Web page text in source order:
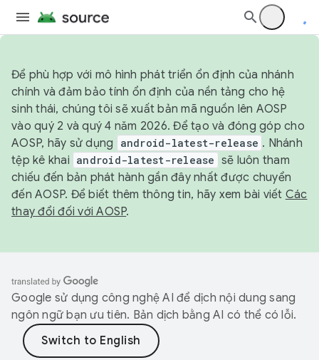
Để phù hợp với mô hình phát triển ổn định của nhánh
chính và đảm bảo tính ổn định của nền tảng cho hệ
sinh thái, chúng tôi sẽ xuất bản mã nguồn lên AOSP
vào quý 2 và quý 4 năm 2026. Để tạo và đóng góp cho
AOSP, hãy sử dụng
android-latest-release . Nhánh
tệp kê khai android-latest-release sẽ luôn tham
chiếu đến bản phát hành gần đây nhất được chuyển
đến AOSP. Để biết thêm thông tin, hãy xem bài viết Các
thay đổi đối với AOSP.
Google sử dụng công nghệ AI để dịch nội dung sang
ngôn ngữ bạn ưu tiên. Bản dịch bằng AI có thể có lỗi.